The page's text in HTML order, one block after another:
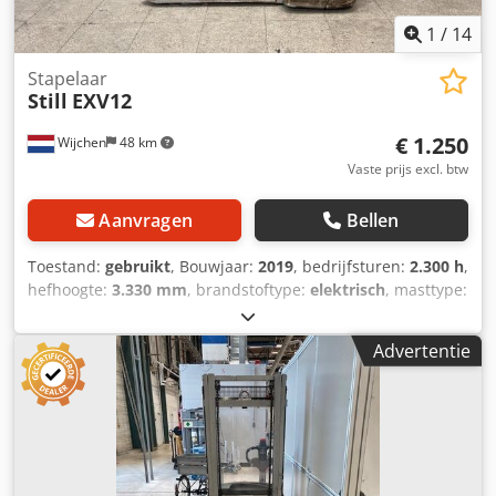
1 / 14
Wijchen 48 km
Stapelaar
Still EXV12
€ 1.250
Vaste prijs excl. btw
Aanvragen Bellen
Toestand: gebruikt, Bouwjaar: 2019, bedrijfsturen: 2.300 h,
hefhoogte: 3.330 mm, brandstoftype: elektrisch, masttype:
1.150 mm, totale hoogte:
totale lengte:1.740 mm, totale breedte:810 mm, kleur:
zilver, Ledig gewicht: 750 kg Hefcapaciteit: 1.200 kg -
Bouwjaar: 2019 - Documentatie aanwezig: Ja - CE
markering aanwezig: Ja - CE certificaat aanwezig: Nee -
Serienummer: F20272V01657 - Draaiuren: 2300 - Type:
Meeloop stapelaar - Hefvermogen: 1200kg - Hefhoogte:
3324mm - Doorrijhoogte: 2215mm - Vrije-heffing: 0mm -
Advertentie